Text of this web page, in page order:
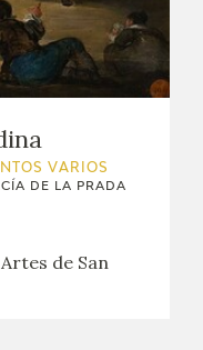
VARIOS
DE LA PRADA
de San